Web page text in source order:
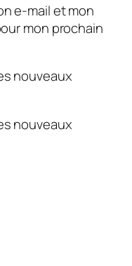
e-mail et mon
mon prochain
nouveaux
nouveaux